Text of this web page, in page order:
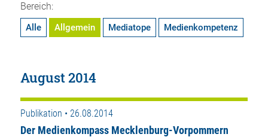
Bereich:
Alle Allgemein Mediatope Medienkompetenz
August 2014
Publikation • 26.08.2014
Der Medienkompass Mecklenburg-Vorpommern